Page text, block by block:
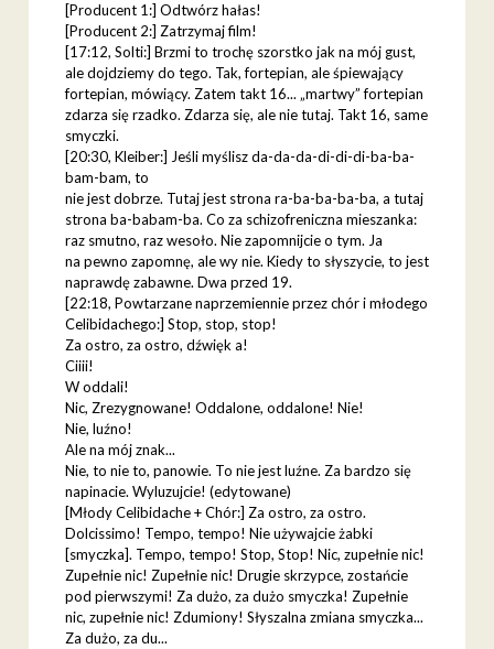
[Producent 1:] Odtwórz hałas!
[Producent 2:] Zatrzymaj film!
[17:12, Solti:] Brzmi to trochę szorstko jak na mój gust,
ale dojdziemy do tego. Tak, fortepian, ale śpiewający
fortepian, mówiący. Zatem takt 16... „martwy” fortepian
zdarza się rzadko. Zdarza się, ale nie tutaj. Takt 16, same
smyczki.
[20:30, Kleiber:] Jeśli myślisz da-da-da-di-di-di-ba-ba-
bam-bam, to
nie jest dobrze. Tutaj jest strona ra-ba-ba-ba-ba, a tutaj
strona ba-babam-ba. Co za schizofreniczna mieszanka:
raz smutno, raz wesoło. Nie zapomnijcie o tym. Ja
na pewno zapomnę, ale wy nie. Kiedy to słyszycie, to jest
naprawdę zabawne. Dwa przed 19.
[22:18, Powtarzane naprzemiennie przez chór i młodego
Celibidachego:] Stop, stop, stop!
Za ostro, za ostro, dźwięk a!
Ciiii!
W oddali!
Nic, Zrezygnowane! Oddalone, oddalone! Nie!
Nie, luźno!
Ale na mój znak...
Nie, to nie to, panowie. To nie jest luźne. Za bardzo się
napinacie. Wyluzujcie! (edytowane)
[Młody Celibidache + Chór:] Za ostro, za ostro.
Dolcissimo! Tempo, tempo! Nie używajcie żabki
[smyczka]. Tempo, tempo! Stop, Stop! Nic, zupełnie nic!
Zupełnie nic! Zupełnie nic! Drugie skrzypce, zostańcie
pod pierwszymi! Za dużo, za dużo smyczka! Zupełnie
nic, zupełnie nic! Zdumiony! Słyszalna zmiana smyczka...
Za dużo, za du...